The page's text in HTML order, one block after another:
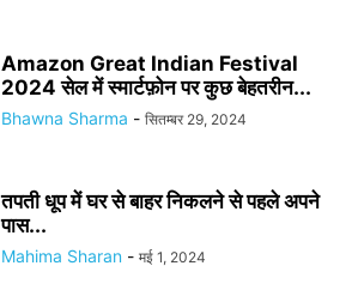
Amazon Great Indian Festival
2024 सेल में स्मार्टफ़ोन पर कुछ बेहतरीन...
Bhawna Sharma - सितम्बर 29, 2024
तपती धूप में घर से बाहर निकलने से पहले अपने
पास...
Mahima Sharan - मई 1, 2024